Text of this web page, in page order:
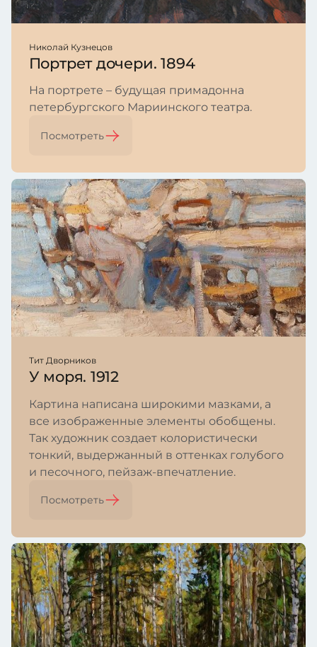
Николай Кузнецов
Портрет дочери. 1894
На портрете – будущая примадонна
петербургского Мариинского театра.
Посмотреть
Тит Дворников
У моря. 1912
Картина написана широкими мазками, а
все изображенные элементы обобщены.
Так художник создает колористически
тонкий, выдержанный в оттенках голубого
и песочного, пейзаж-впечатление.
Посмотреть